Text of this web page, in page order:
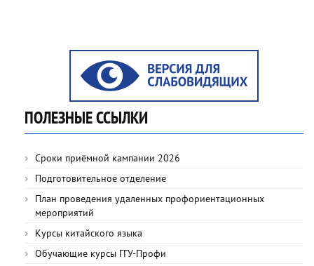
ПОЛЕЗНЫЕ ССЫЛКИ
Сроки приёмной кампании 2026
Подготовительное отделение
План проведения удаленных профориентационных
мероприятий
Курсы китайского языка
Обучающие курсы ГГУ-Профи